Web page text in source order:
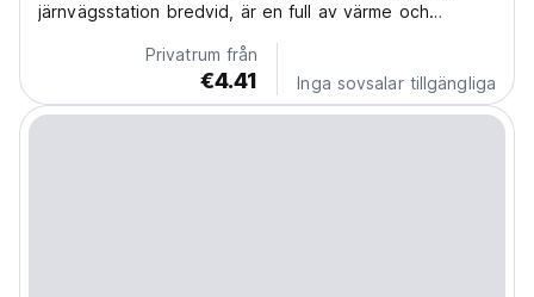
järnvägsstation bredvid, är en full av värme och
Privatrum från
€4.41 Inga sovsalar tillgängliga